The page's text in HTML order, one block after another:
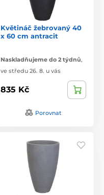
Květináč žebrovaný 40
x 60 cm antracit
Naskladňujeme do 2 týdnů,
ve středu 26. 8. u vás
835 Kč
Porovnat